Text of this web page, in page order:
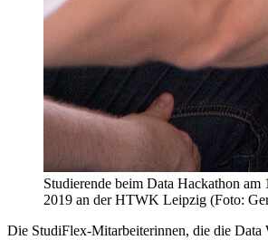
Studierende beim Data Hackathon am
2019 an der HTWK Leipzig (Foto:
Die StudiFlex-Mitarbeiterinnen, die die Data